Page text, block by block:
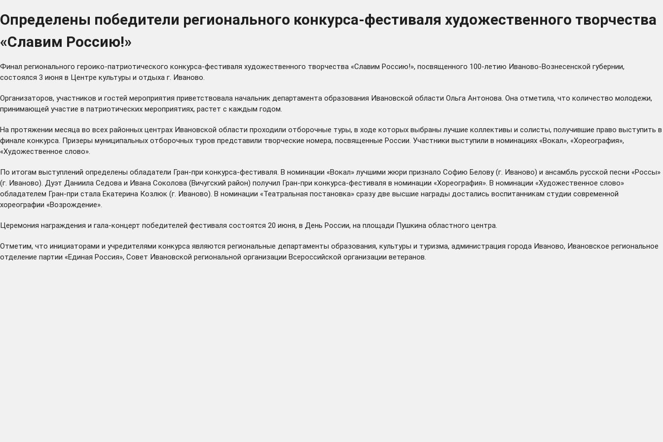
Определены победители регионального конкурса-фестиваля художественного творчества
«Славим Россию!»
Финал регионального героико-патриотического конкурса-фестиваля художественного творчества «Славим Россию!», посвященного 100-летию Иваново-Вознесенской губернии,
состоялся 3 июня в Центре культуры и отдыха г. Иваново.
Организаторов, участников и гостей мероприятия приветствовала начальник департамента образования Ивановской области Ольга Антонова. Она отметила, что количество молодежи,
принимающей участие в патриотических мероприятиях, растет с каждым годом.
На протяжении месяца во всех районных центрах Ивановской области проходили отборочные туры, в ходе которых выбраны лучшие коллективы и солисты, получившие право выступить в
финале конкурса. Призеры муниципальных отборочных туров представили творческие номера, посвященные России. Участники выступили в номинациях «Вокал», «Хореография»,
«Художественное слово».
По итогам выступлений определены обладатели Гран-при конкурса-фестиваля. В номинации «Вокал» лучшими жюри признало Софию Белову (г. Иваново) и ансамбль русской песни «Россы»
(г. Иваново). Дуэт Даниила Седова и Ивана Соколова (Вичугский район) получил Гран-при конкурса-фестиваля в номинации «Хореография». В номинации «Художественное слово»
обладателем Гран-при стала Екатерина Козлюк (г. Иваново). В номинации «Театральная постановка» сразу две высшие награды достались воспитанникам студии современной
хореографии «Возрождение».
Церемония награждения и гала-концерт победителей фестиваля состоятся 20 июня, в День России, на площади Пушкина областного центра.
Отметим, что инициаторами и учредителями конкурса являются региональные департаменты образования, культуры и туризма, администрация города Иваново, Ивановское региональное
отделение партии «Единая Россия», Совет Ивановской региональной организации Всероссийской организации ветеранов.